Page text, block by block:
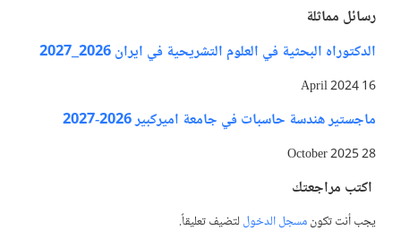
رسائل مماثلة
الدكتوراه البحثية في العلوم التشريحية في ايران 2026_2027
16 April 2024
ماجستير هندسة حاسبات في جامعة اميركبير 2026-2027
28 October 2025
اكتب مراجعتك
يجب أنت تكونمسجل الدخوللتضيف تعليقاً.